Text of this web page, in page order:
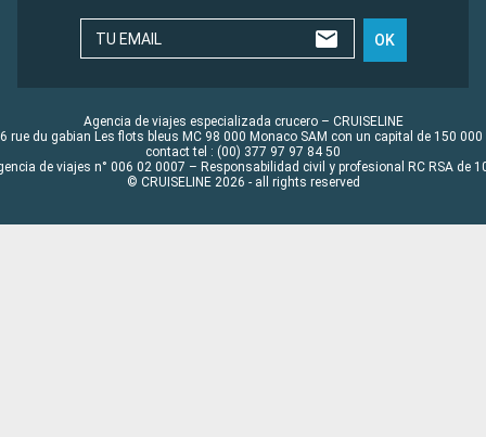
TU EMAIL OK
Agencia de viajes especializada crucero – CRUISELINE
rue du gabian Les flots bleus MC 98 000 Monaco SAM con un capital de 150 000
contact tel : (00) 377 97 97 84 50
de viajes n° 006 02 0007 – Responsabilidad civil y profesional RC RSA de
© CRUISELINE 2026 - all rights reserved